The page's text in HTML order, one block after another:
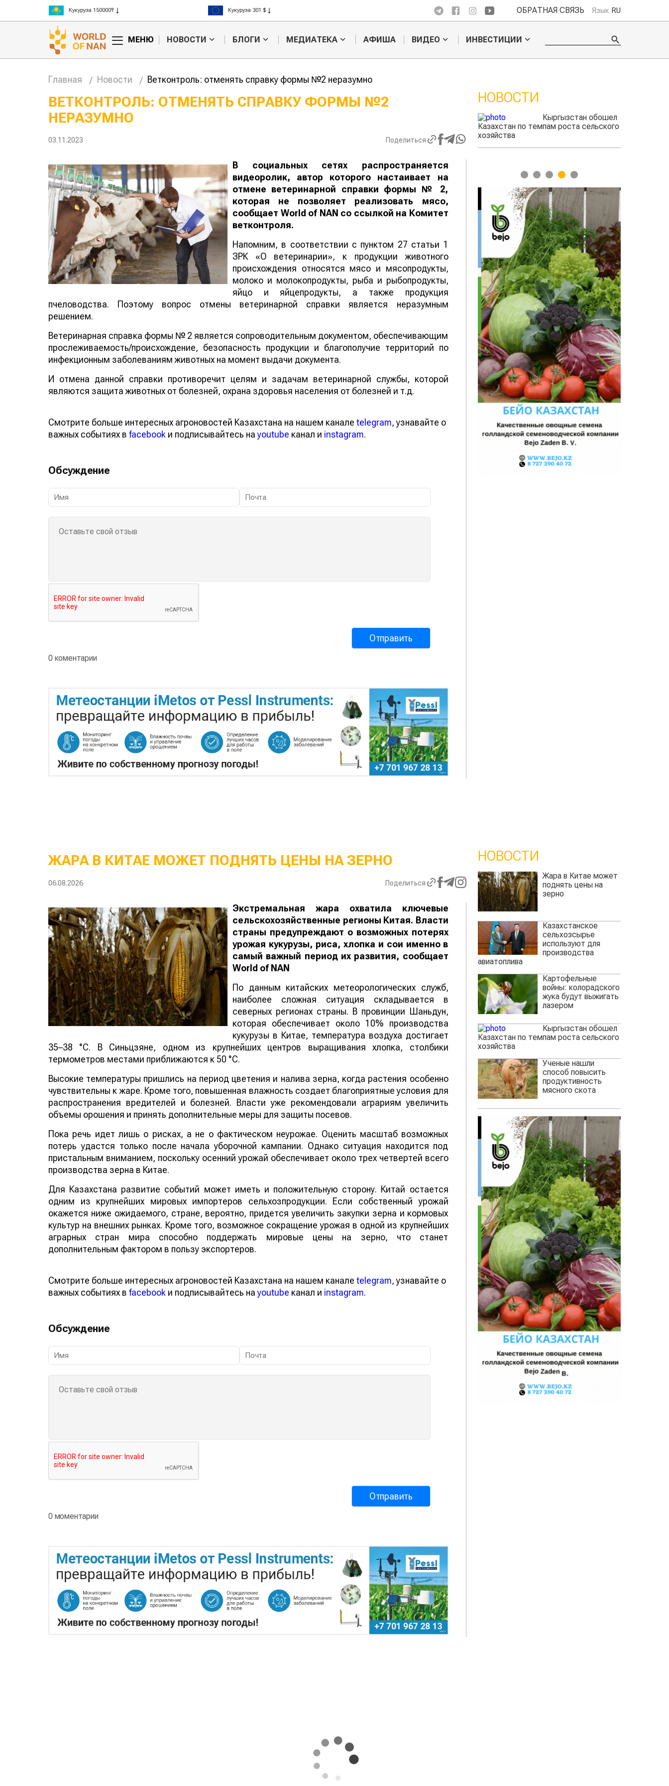
Рис 300000₸
Пшеница 3 класс 125000₸
Рис 408 $
Пшеница 423 $
ОБРАТНАЯ СВЯЗЬ Язык RU
МЕНЮ НОВОСТИ БЛОГИ МЕДИАТЕКА АФИША ВИДЕО ИНВЕСТИЦИИ
Главная Новости Ветконтроль: отменять справку формы №2 неразумно
ВЕТКОНТРОЛЬ: ОТМЕНЯТЬ СПРАВКУ ФОРМЫ №2
НЕРАЗУМНО
03.11.2023 Поделиться
В социальных сетях распространяется
видеоролик, автор которого настаивает на
отмене ветеринарной справки формы № 2,
которая не позволяет реализовать мясо,
сообщает World of NAN со ссылкой на Комитет
ветконтроля.
Напомним, в соответствии с пунктом 27 статьи 1
ЗРК «О ветеринарии», к продукции животного
происхождения относятся мясо и мясопродукты,
молоко и молокопродукты, рыба и рыбопродукты,
яйцо и яйцепродукты, а также продукция
пчеловодства. Поэтому вопрос отмены ветеринарной справки является неразумным
решением.
Ветеринарная справка формы № 2 является сопроводительным документом, обеспечивающим
прослеживаемость/происхождение, безопасность продукции и благополучие территорий по
инфекционным заболеваниям животных на момент выдачи документа.
И отмена данной справки противоречит целям и задачам ветеринарной службы, которой
являются защита животных от болезней, охрана здоровья населения от болезней и т.д.
Смотрите больше интересных агроновостей Казахстана на нашем канале telegram, узнавайте о
важных событиях в facebook и подписывайтесь наyoutube канал и instagram.
Обсуждение
0 коментарии
НОВОСТИ
Казахстанское
Ученые нашли
способ повысить
1 2 3 4 5
ЖАРА В КИТАЕ МОЖЕТ ПОДНЯТЬ ЦЕНЫ НА ЗЕРНО
06.08.2026 Поделиться
Экстремальная жара охватила ключевые
сельскохозяйственные регионы Китая. Власти
страны предупреждают о возможных потерях
урожая кукурузы, риса, хлопка и сои именно в
самый важный период их развития, сообщает
World of NAN
По данным китайских метеорологических служб,
наиболее сложная ситуация складывается в
северных регионах страны. В провинции Шаньдун,
которая обеспечивает около 10% производства
кукурузы в Китае, температура воздуха достигает
35–38 °C. В Синьцзяне, одном из крупнейших центров выращивания хлопка, столбики
термометров местами приближаются к 50 °C.
Высокие температуры пришлись на период цветения и налива зерна, когда растения особенно
чувствительны к жаре. Кроме того, повышенная влажность создает благоприятные условия для
распространения вредителей и болезней. Власти уже рекомендовали аграриям увеличить
объемы орошения и принять дополнительные меры для защиты посевов.
Пока речь идет лишь о рисках, а не о фактическом неурожае. Оценить масштаб возможных
потерь удастся только после начала уборочной кампании. Однако ситуация находится под
пристальным вниманием, поскольку осенний урожай обеспечивает около трех четвертей всего
производства зерна в Китае.
Для Казахстана развитие событий может иметь и положительную сторону. Китай остается
одним из крупнейших мировых импортеров сельхозпродукции. Если собственный урожай
окажется ниже ожидаемого, стране, вероятно, придется увеличить закупки зерна и кормовых
культур на внешних рынках. Кроме того, возможное сокращение урожая в одной из крупнейших
аграрных стран мира способно поддержать мировые цены на зерно, что станет
дополнительным фактором в пользу экспортеров.
Смотрите больше интересных агроновостей Казахстана на нашем канале telegram, узнавайте о
важных событиях в facebook и подписывайтесь наyoutube канал и instagram.
Обсуждение
0 моментарии
НОВОСТИ
Жара в Китае может
поднять цены на
зерно
Казахстанское
сельхозсырье
используют для
производства
авиатоплива
Картофельные
войны: колорадского
жука будут выжигать
лазером
Кыргызстан обошел
Казахстан по темпам роста сельского
хозяйства
Ученые нашли
способ повысить
продуктивность
мясного скота